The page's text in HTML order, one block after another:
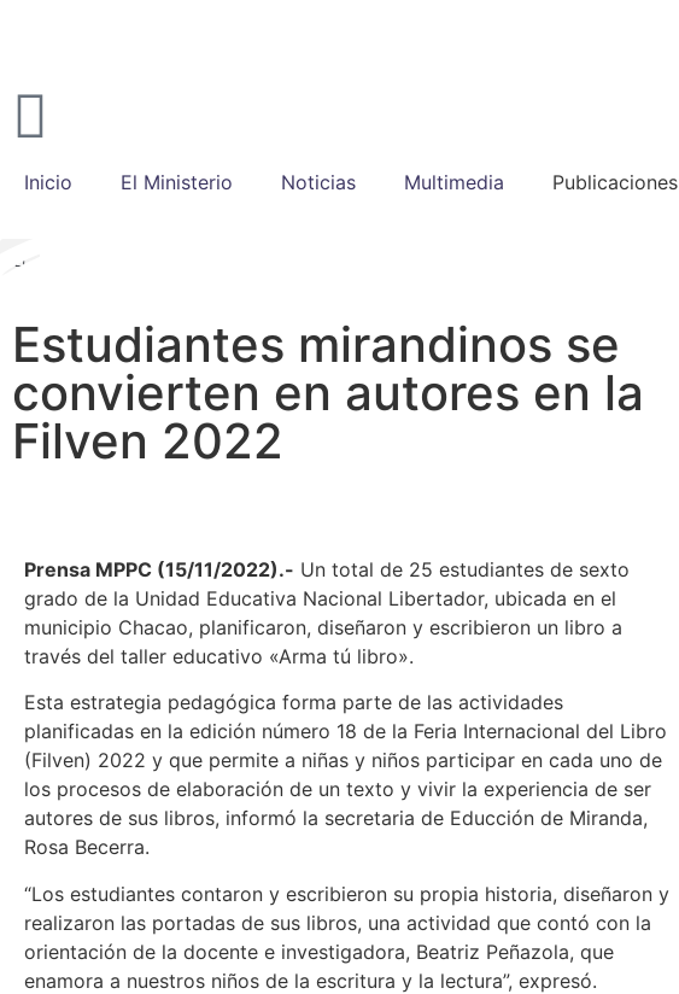
Inicio El Ministerio Noticias Multimedia Publicaciones
Estudiantes mirandinos se
convierten en autores en la
Filven 2022
Prensa MPPC (15/11/2022).- Un total de 25 estudiantes de sexto
grado de la Unidad Educativa Nacional Libertador, ubicada en el
municipio Chacao, planificaron, diseñaron y escribieron un libro a
través del taller educativo «Arma tú libro».
Esta estrategia pedagógica forma parte de las actividades
planificadas en la edición número 18 de la Feria Internacional del Libro
(Filven) 2022 y que permite a niñas y niños participar en cada uno de
los procesos de elaboración de un texto y vivir la experiencia de ser
autores de sus libros, informó la secretaria de Educción de Miranda,
Rosa Becerra.
“Los estudiantes contaron y escribieron su propia historia, diseñaron y
realizaron las portadas de sus libros, una actividad que contó con la
orientación de la docente e investigadora, Beatriz Peñazola, que
enamora a nuestros niños de la escritura y la lectura”, expresó.